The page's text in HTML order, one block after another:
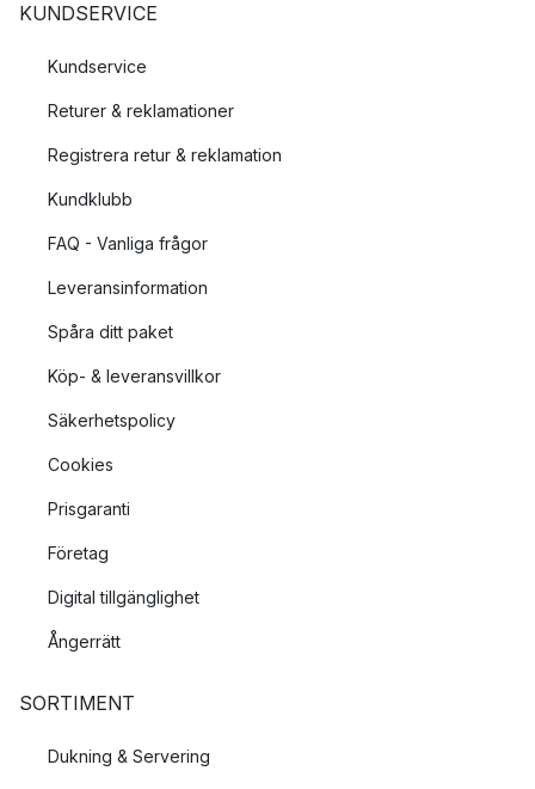
KUNDSERVICE
Kundservice
Returer & reklamationer
Registrera retur & reklamation
Kundklubb
FAQ - Vanliga frågor
Leveransinformation
Spåra ditt paket
Köp- & leveransvillkor
Säkerhetspolicy
Cookies
Prisgaranti
Företag
Digital tillgänglighet
Ångerrätt
SORTIMENT
Dukning & Servering